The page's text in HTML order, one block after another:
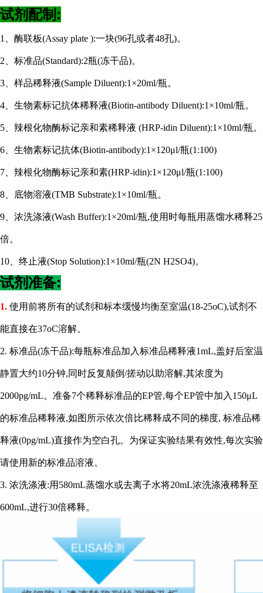
试剂配制:
1、酶联板(Assay plate ):一块(96孔或者48孔)。
2、标准品(Standard):2瓶(冻干品)。
3、样品稀释液(Sample Diluent):1×20ml/瓶。
4、生物素标记抗体稀释液(Biotin-antibody Diluent):1×10ml/瓶。
5、辣根化物酶标记亲和素稀释液 (HRP-idin Diluent):1×10ml/瓶。
6、生物素标记抗体(Biotin-antibody):1×120μl/瓶(1:100)
7、辣根化物酶标记亲和素(HRP-idin):1×120μl/瓶(1:100)
8、底物溶液(TMB Substrate):1×10ml/瓶。
9、浓洗涤液(Wash Buffer):1×20ml/瓶,使用时每瓶用蒸馏水稀释25
倍。
10、终止液(Stop Solution):1×10ml/瓶(2N H2SO4)。
试剂准备:
1. 使用前将所有的试剂和标本缓慢均衡至室温(18-25oC),试剂不
能直接在37oC溶解。
2. 标准品(冻干品):每瓶标准品加入标准品稀释液1mL,盖好后室温
静置大约10分钟,同时反复颠倒/搓动以助溶解,其浓度为
2000pg/mL。准备7个稀释标准品的EP管,每个EP管中加入150μL
的标准品稀释液,如图所示依次倍比稀释成不同的梯度, 标准品稀
释液(0pg/mL)直接作为空白孔。为保证实验结果有效性,每次实验
请使用新的标准品溶液。
3. 浓洗涤液:用580mL蒸馏水或去离子水将20mL浓洗涤液稀释至
600mL,进行30倍稀释。